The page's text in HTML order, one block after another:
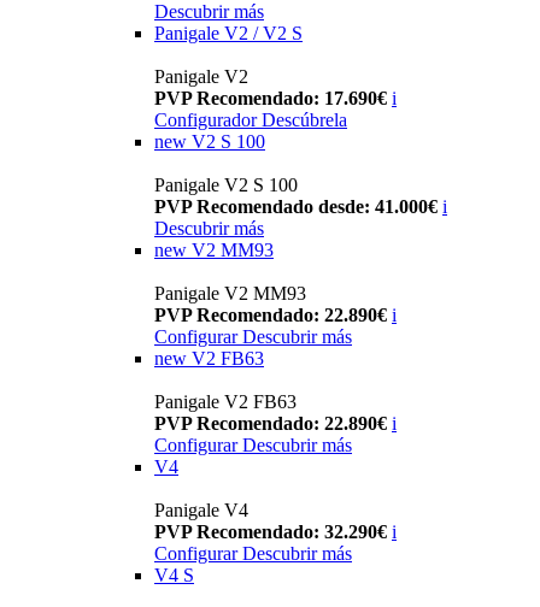
Descubrir más
Panigale V2 / V2 S
Panigale V2
PVP Recomendado: 17.690€ i
Configurador Descúbrela
new V2 S 100
Panigale V2 S 100
PVP Recomendado desde: 41.000€ i
Descubrir más
new V2 MM93
Panigale V2 MM93
PVP Recomendado: 22.890€ i
Configurar Descubrir más
new V2 FB63
Panigale V2 FB63
PVP Recomendado: 22.890€ i
Configurar Descubrir más
V4
Panigale V4
PVP Recomendado: 32.290€ i
Configurar Descubrir más
V4 S